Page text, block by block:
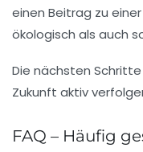
einen Beitrag zu
ökologisch als auch
Die nächsten
Zukunft aktiv
FAQ – Häufig